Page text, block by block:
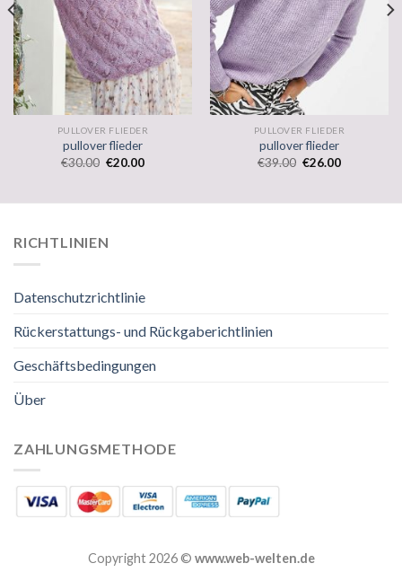
PULLOVER FLIEDER
pullover flieder
€30.00 €20.00
PULLOVER FLIEDER
pullover flieder
€39.00 €26.00
RICHTLINIEN
Datenschutzrichtlinie
Rückerstattungs- und Rückgaberichtlinien
Geschäftsbedingungen
Über
ZAHLUNGSMETHODE
Copyright 2026 © www.web-welten.de